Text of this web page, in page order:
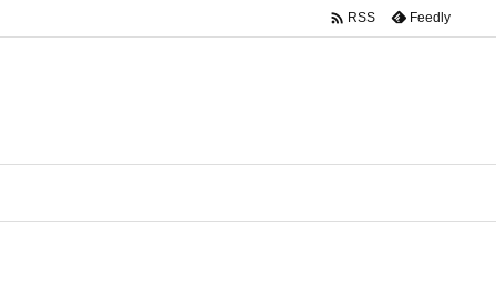
 RSS Feedly